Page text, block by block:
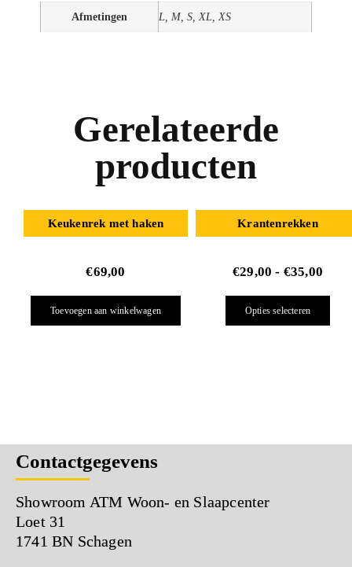
Afmetingen L, M, S, XL, XS
Gerelateerde
producten
Keukenrek met haken
€69,00
Toevoegen aan winkelwagen
Krantenrekken
€29,00 - €35,00
Opties selecteren
Contactgegevens
Showroom ATM Woon- en Slaapcenter
Loet 31
1741 BN Schagen